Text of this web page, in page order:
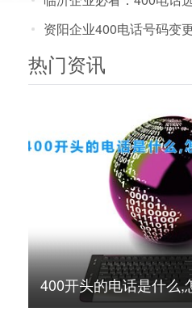
热门资讯
400开头的电话是什么,